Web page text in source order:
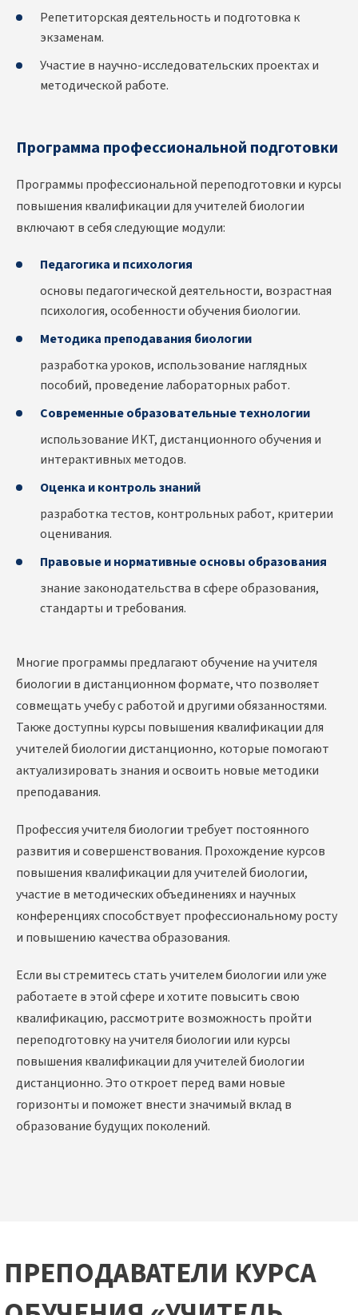
Репетиторская деятельность и подготовка к
экзаменам.
Участие в научно-исследовательских проектах и
методической работе.
Программа профессиональной подготовки
Программы профессиональной переподготовки и курсы
повышения квалификации для учителей биологии
включают в себя следующие модули:
Педагогика и психология
основы педагогической деятельности, возрастная
психология, особенности обучения биологии.
Методика преподавания биологии
разработка уроков, использование наглядных
пособий, проведение лабораторных работ.
Современные образовательные технологии
использование ИКТ, дистанционного обучения и
интерактивных методов.
Оценка и контроль знаний
разработка тестов, контрольных работ, критерии
оценивания.
Правовые и нормативные основы образования
знание законодательства в сфере образования,
стандарты и требования.
Многие программы предлагаютобучение на учителя
биологии в дистанционном формате, что позволяет
совмещать учебу с работой и другими обязанностями.
Также доступны курсы повышения квалификации для
учителей биологии дистанционно, которые помогают
актуализировать знания и освоить новые методики
преподавания.
Профессия учителя биологии требует постоянного
развития и совершенствования. Прохождение курсов
повышения квалификации для учителей биологии,
участие в методических объединениях и научных
конференциях способствует профессиональному росту
и повышению качества образования.
Если вы стремитесь стать учителем биологии или уже
работаете в этой сфере и хотите повысить свою
квалификацию, рассмотрите возможность пройти
переподготовку на учителя биологии или курсы
повышения квалификации для учителей биологии
дистанционно. Это откроет перед вами новые
горизонты и поможет внести значимый вклад в
образование будущих поколений.
ПРЕПОДАВАТЕЛИ КУРСА